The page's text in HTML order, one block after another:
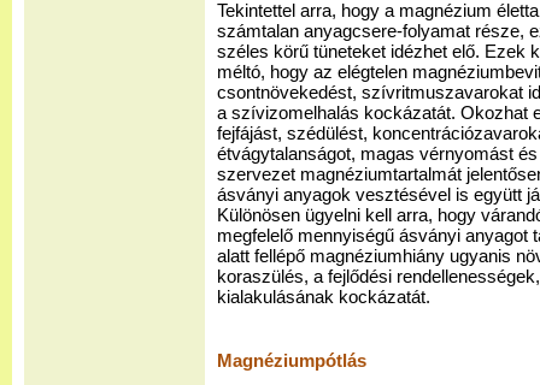
Tekintettel arra, hogy a magnézium
számtalan anyagcsere-folyamat része,
széles körű tüneteket idézhet elő. Ezek
méltó, hogy az elégtelen
csontnövekedést, szívritmuszavarokat
a szívizomelhalás kockázatát. Okozhat
fejfájást, szédülést,
étvágytalanságot, magas vérnyomást
szervezet magnéziumtartalmát
ásványi anyagok vesztésével is együtt
Különösen ügyelni kell arra, hogy
megfelelő mennyiségű ásványi anyagot
alatt fellépő magnéziumhiány ugyanis
koraszülés, a fejlődési
kialakulásának kockázatát.
Magnéziumpótlás